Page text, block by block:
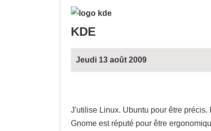
KDE
Jeudi 13 août 2009
J'utilise Linux. Ubuntu pour être
Gnome est réputé pour être